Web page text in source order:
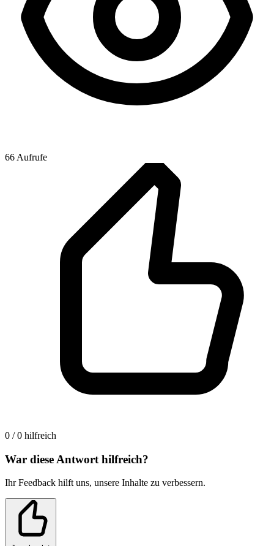
66 Aufrufe
0 / 0 hilfreich
War diese Antwort hilfreich?
Ihr Feedback hilft uns, unsere Inhalte zu verbessern.